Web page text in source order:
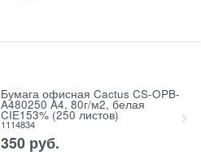
Бумага офисная Cactus CS-OPB-
A480250 A4, 80г/м2, белая
CIE153% (250 листов)
1114834
350 руб.